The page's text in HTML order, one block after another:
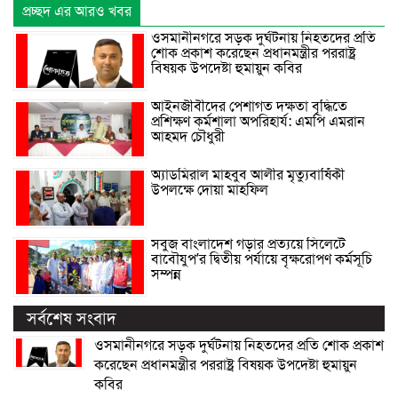
প্রচ্ছদ এর আরও খবর
ওসমানীনগরে সড়ক দুর্ঘটনায় নিহতদের প্রতি
শোক প্রকাশ করেছেন প্রধানমন্ত্রীর পররাষ্ট্র
বিষয়ক উপদেষ্টা হুমায়ুন কবির
আইনজীবীদের পেশাগত দক্ষতা বৃদ্ধিতে
প্রশিক্ষণ কর্মশালা অপরিহার্য: এমপি এমরান
আহমদ চৌধুরী
অ্যাডমিরাল মাহবুব আলীর মৃত্যুবার্ষিকী
উপলক্ষে দোয়া মাহফিল
সবুজ বাংলাদেশ গড়ার প্রত্যয়ে সিলেটে
বাবৌযুপ’র দ্বিতীয় পর্যায়ে বৃক্ষরোপণ কর্মসূচি
সম্পন্ন
সর্বশেষ সংবাদ
ওসমানীনগরে সড়ক দুর্ঘটনায় নিহতদের প্রতি শোক প্রকাশ
করেছেন প্রধানমন্ত্রীর পররাষ্ট্র বিষয়ক উপদেষ্টা হুমায়ুন
কবির